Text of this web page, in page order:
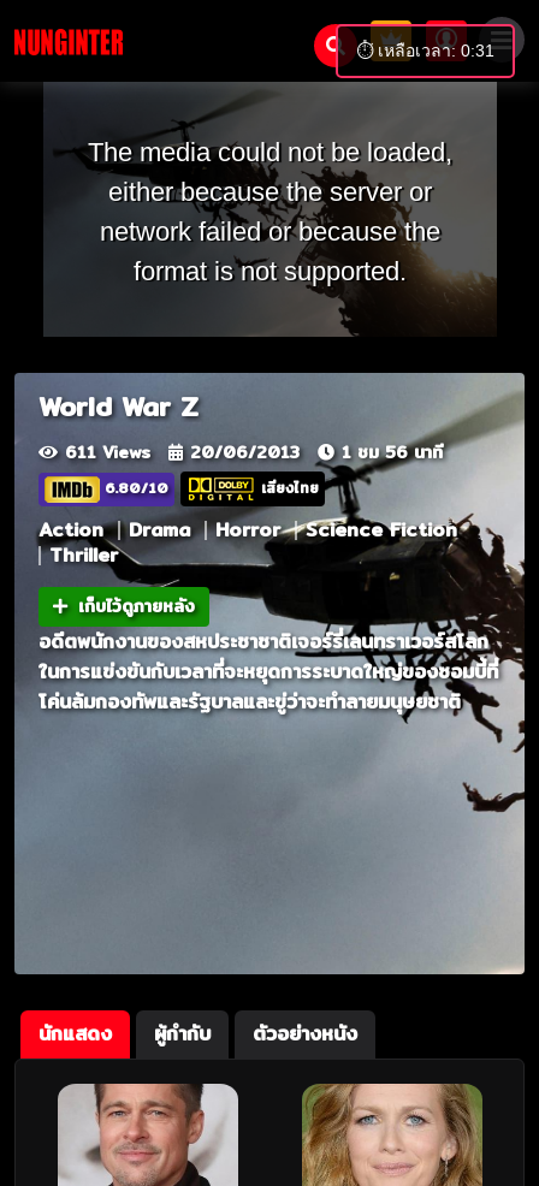
The media could not be loaded,
either because the server or
network failed or because the
format is not supported.
World War Z
611 Views 20/06/2013 1 ชม 56 นาที
6.80/10 เสียงไทย
Action Drama Horror
Science Fiction
Thriller
เก็บไว้ดูภายหลัง
อดีตพนักงานของสหประชาชาติเจอร์รี่เลนทราเวอร์สโลก
ในการแข่งขันกับเวลาที่จะหยุดการระบาดใหญ่ของซอมบี้ที่
โค่นล้มกองทัพและรัฐบาลและขู่ว่าจะทำลายมนุษยชาติ
นักแสดง ผู้กำกับ ตัวอย่างหนัง
⏱️ เหลือเวลา: 0:31